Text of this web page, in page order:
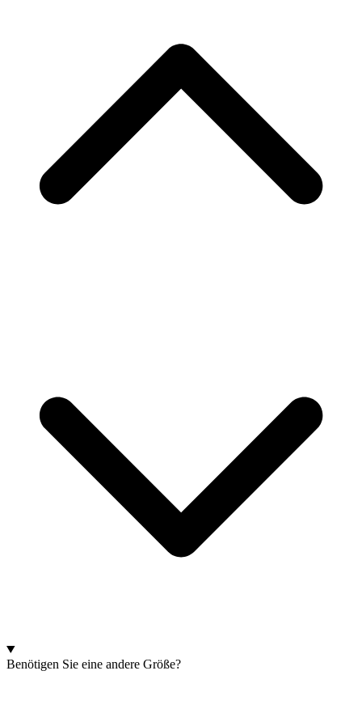
Benötigen Sie eine andere Größe?